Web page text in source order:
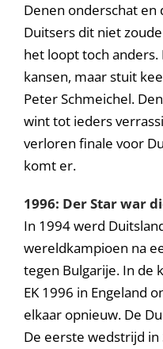
Denen onderschat en
Duitsers dit niet
het loopt toch
kansen, maar stuit
Peter Schmeichel.
wint tot ieders
verloren finale voor
komt er.
1996: Der Star war
In 1994 werd
wereldkampioen na
tegen Bulgarije. In de
EK 1996 in Engeland
elkaar opnieuw. De
De eerste wedstrijd in